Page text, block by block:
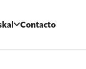
Contacto